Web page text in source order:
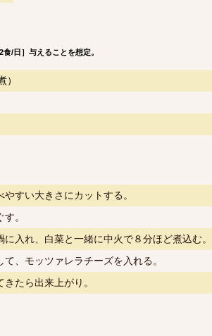
/日］与えることを想定。
すい大きさにカットする。
。
入れ、白菜と一緒に中火で８分ほど煮込む。
、モッツァレラチーズを入れる。
たら出来上がり。